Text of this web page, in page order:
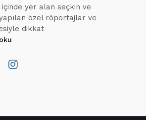
içinde yer alan seçkin ve
özel röportajlar ve
dikkat